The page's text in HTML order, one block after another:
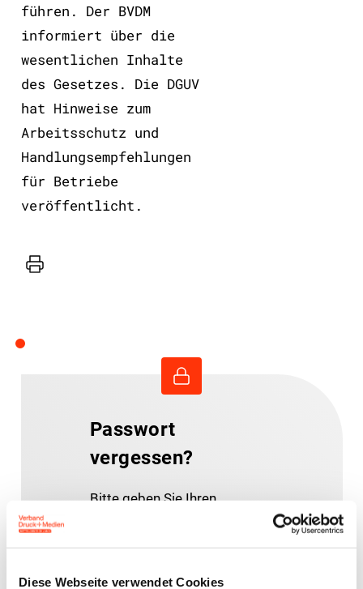
Diese Webseite verwendet Cookies
führen. Der BVDM
informiert über die
wesentlichen Inhalte
des Gesetzes. Die DGUV
hat Hinweise zum
Arbeitsschutz und
Handlungsempfehlungen
für Betriebe
veröffentlicht.
Drucker
Passwort
vergessen?
Bitte geben Sie Ihren
Mail-Adresse ein.